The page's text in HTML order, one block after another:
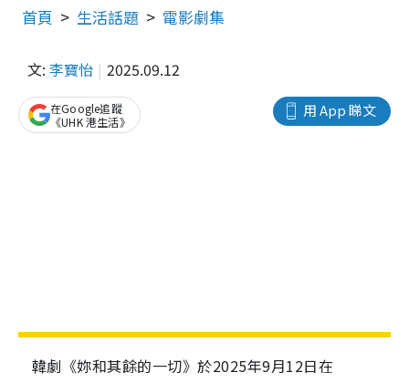
首頁 生活話題 電影劇集
文: 李寶怡 2025.09.12
用 App 睇文
在Google追蹤
《UHK 港生活》
韓劇《妳和其餘的一切》於2025年9月12日在